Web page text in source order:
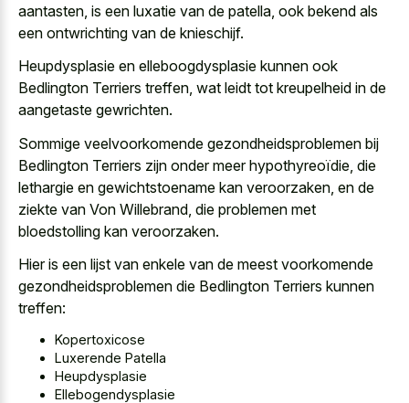
aantasten, is een luxatie van de patella, ook bekend als
een ontwrichting van de knieschijf.
Heupdysplasie en elleboogdysplasie kunnen ook
Bedlington Terriers treffen, wat leidt tot kreupelheid in de
aangetaste gewrichten.
Sommige veelvoorkomende gezondheidsproblemen bij
Bedlington Terriers zijn onder meer hypothyreoïdie, die
lethargie en gewichtstoename kan veroorzaken, en de
ziekte van Von Willebrand, die problemen met
bloedstolling kan veroorzaken.
Hier is een lijst van enkele van de meest voorkomende
gezondheidsproblemen die Bedlington Terriers kunnen
treffen:
Kopertoxicose
Luxerende Patella
Heupdysplasie
Ellebogendysplasie